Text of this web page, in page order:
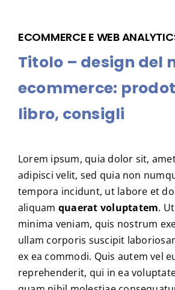
ECOMMERCE E WEB
Titolo – design del
ecommerce:
libro, consigli
Lorem ipsum, quia dolor sit,
adipisci velit, sed quia non
tempora incidunt, ut labore et
aliquam quaerat voluptatem.
minima veniam, quis nostrum
ullam corporis suscipit
ex ea commodi. Quis autem vel
reprehenderit, qui in ea